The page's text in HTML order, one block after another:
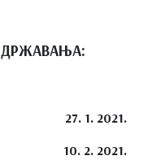
27. 1. 2021.
10. 2. 2021.